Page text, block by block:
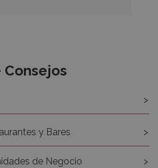
y Bares
de Negocio